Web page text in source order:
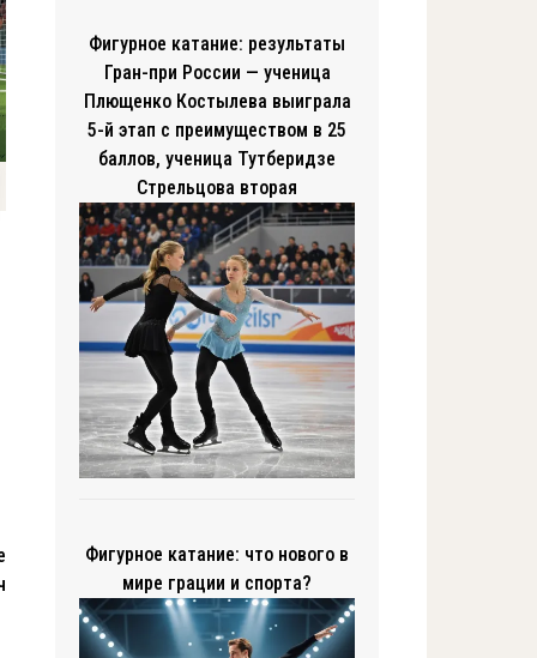
Фигурное катание: результаты
Гран-при России — ученица
Плющенко Костылева выиграла
5-й этап с преимуществом в 25
баллов, ученица Тутберидзе
Стрельцова вторая
Фигурное катание: что нового в
мире грации и спорта?